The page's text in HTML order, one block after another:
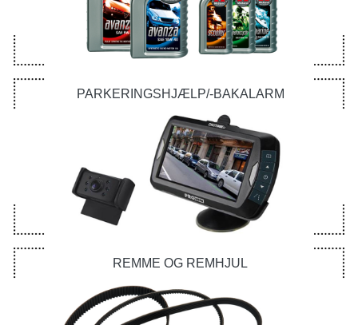
PARKERINGSHJÆLP/-BAKALARM
REMME OG REMHJUL